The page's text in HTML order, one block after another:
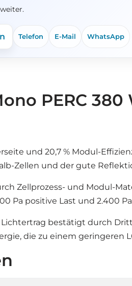
Telefon E-Mail WhatsApp
PERC
und 20,7 % Modul-
Zellen und der gute
Zellprozess- und Modul-
Pa positive Last und 2.400
bestätigt durch
die zu einem